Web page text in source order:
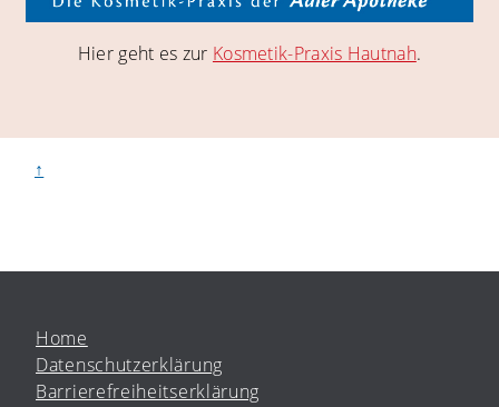
Hier geht es zur Kosmetik-Praxis Hautnah.
↑
Home
Datenschutzerklärung
Barrierefreiheitserklärung